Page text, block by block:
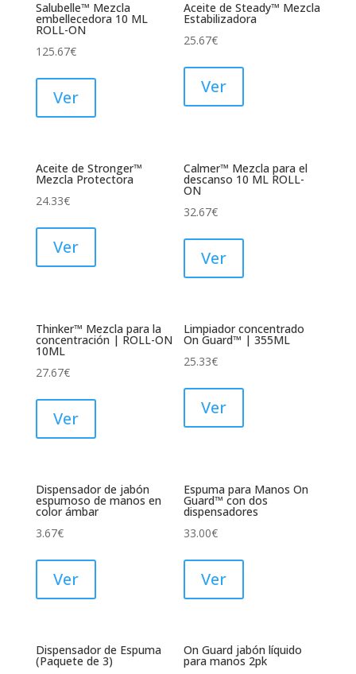
Salubelle™ Mezcla
embellecedora 10 ML
ROLL-ON
125.67€
Ver
Aceite de Steady™ Mezcla
Estabilizadora
25.67€
Ver
Aceite de Stronger™
Mezcla Protectora
24.33€
Ver
Calmer™ Mezcla para el
descanso 10 ML ROLL-
ON
32.67€
Ver
Thinker™ Mezcla para la
concentración | ROLL-ON
10ML
27.67€
Ver
Limpiador concentrado
On Guard™ | 355ML
25.33€
Ver
Dispensador de jabón
espumoso de manos en
color ámbar
3.67€
Ver
Espuma para Manos On
Guard™ con dos
dispensadores
33.00€
Ver
Dispensador de Espuma
(Paquete de 3)
On Guard jabón líquido
para manos 2pk